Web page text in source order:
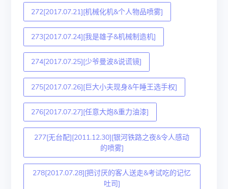
272[2017.07.21][机械化机&个人物品喷雾]
273[2017.07.24][我是雄子&机械制造机]
274[2017.07.25][少爷曼波&说谎镜]
275[2017.07.26][巨大小夫现身&午睡王选手权]
276[2017.07.27][任意大炮&重力油漆]
277[无台配][2011.12.30][银河铁路之夜&令人感动
的喷雾]
278[2017.07.28][把讨厌的客人送走&考试吃的记忆
吐司]